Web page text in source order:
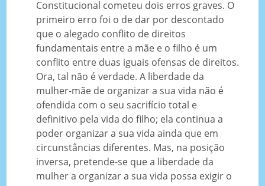
Constitucional cometeu dois erros graves. O
primeiro erro foi o de dar por descontado
que o alegado conflito de direitos
fundamentais entre a mãe e o filho é um
conflito entre duas iguais ofensas de direitos.
Ora, tal não é verdade. A liberdade da
mulher-mãe de organizar a sua vida não é
ofendida com o seu sacrifício total e
definitivo pela vida do filho; ela continua a
poder organizar a sua vida ainda que em
circunstâncias diferentes. Mas, na posição
inversa, pretende-se que a liberdade da
mulher a organizar a sua vida possa exigir o